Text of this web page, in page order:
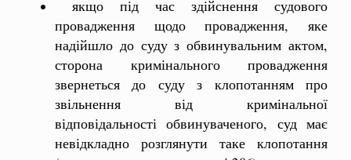
якщо під час здійснення судового
провадження щодо провадження, яке
надійшло до суду з обвинувальним актом,
сторона кримінального провадження
звернеться до суду з клопотанням про
звільнення від кримінальної
відповідальності обвинуваченого, суд має
невідкладно розглянути таке клопотання